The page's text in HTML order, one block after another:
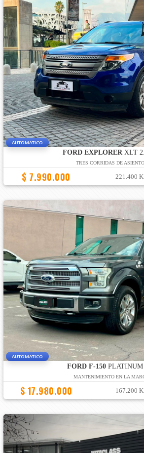
AUTOMATICO
FORD EXPLORERXLT
TRES CORRIDAS DE
$ 7.990.000 221.400
AUTOMATICO
FORD F-150PLATINUM
MANTENIMIENTO EN LA
$ 17.980.000 167.200